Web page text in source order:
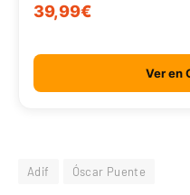
39,99€
Ver en
Adif Óscar Puente